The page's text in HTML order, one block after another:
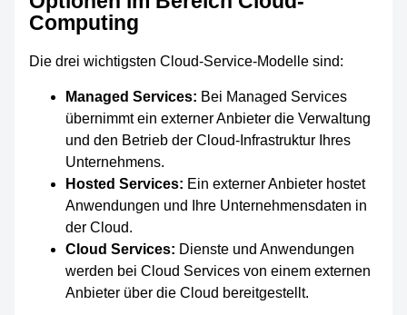
Computing
Die drei wichtigsten Cloud-Service-Modelle sind:
Managed Services: Bei Managed Services
übernimmt ein externer Anbieter die Verwaltung
und den Betrieb der Cloud-Infrastruktur Ihres
Unternehmens.
Hosted Services: Ein externer Anbieter hostet
Anwendungen und Ihre Unternehmensdaten in
der Cloud.
Cloud Services: Dienste und Anwendungen
werden bei Cloud Services von einem externen
Anbieter über die Cloud bereitgestellt.